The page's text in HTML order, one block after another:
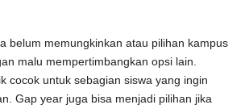
belum memungkinkan atau pilihan kampus
malu mempertimbangkan opsi lain.
cocok untuk sebagian siswa yang ingin
Gap year juga bisa menjadi pilihan jika